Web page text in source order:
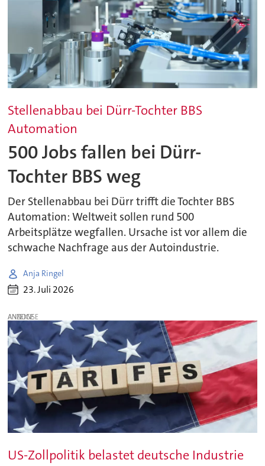
Stellenabbau bei Dürr-Tochter BBS
Automation
500 Jobs fallen bei Dürr-
Tochter BBS weg
Der Stellenabbau bei Dürr trifft die Tochter BBS
Automation: Weltweit sollen rund 500
Arbeitsplätze wegfallen. Ursache ist vor allem die
schwache Nachfrage aus der Autoindustrie.
Anja Ringel
23. Juli 2026
ANZEIGE
US-Zollpolitik belastet deutsche Industrie